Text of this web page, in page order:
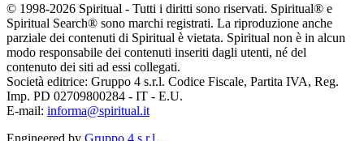
© 1998-2026 Spiritual - Tutti i diritti sono riservati. Spiritual® e
Spiritual Search® sono marchi registrati. La riproduzione anche
parziale dei contenuti di Spiritual è vietata. Spiritual non è in alcun
modo responsabile dei contenuti inseriti dagli utenti, né del
contenuto dei siti ad essi collegati.
Società editrice: Gruppo 4 s.r.l. Codice Fiscale, Partita IVA, Reg.
Imp. PD 02709800284 - IT - E.U.
E-mail: informa@spiritual.it
Engineered by Gruppo 4 s.r.l.